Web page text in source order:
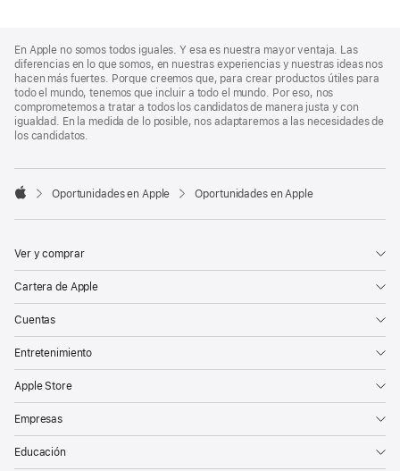
Footer
En Apple no somos todos iguales. Y esa es nuestra mayor ventaja. Las
diferencias en lo que somos, en nuestras experiencias y nuestras ideas nos
hacen más fuertes. Porque creemos que, para crear productos útiles para
todo el mundo, tenemos que incluir a todo el mundo. Por eso, nos
comprometemos a tratar a todos los candidatos de manera justa y con
igualdad. En la medida de lo posible, nos adaptaremos a las necesidades de
los candidatos.

Oportunidades en Apple Oportunidades en Apple
Ver y comprar
Cartera de Apple
Cuentas
Entretenimiento
Apple Store
Empresas
Educación